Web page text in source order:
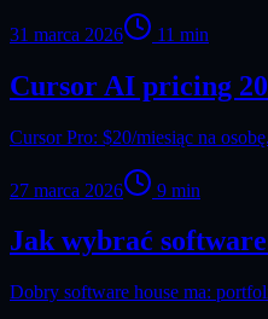
31 marca 2026 11 min
Cursor AI pricing
Cursor Pro: $20/miesiąc na
27 marca 2026 9 min
Jak wybrać
Dobry software house ma: